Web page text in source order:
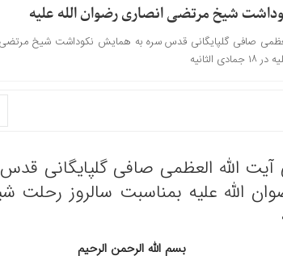
شیخ مرتضی انصاری رضوان الله علیه
صافی گلپایگانی قدس سره به همایش نکوداشت شیخ مرتضی
آیت الله العظمی صافی گلپایگانی
الله علیه بمناسبت سالروز رحلت
بسم الله الرحمن الرحیم